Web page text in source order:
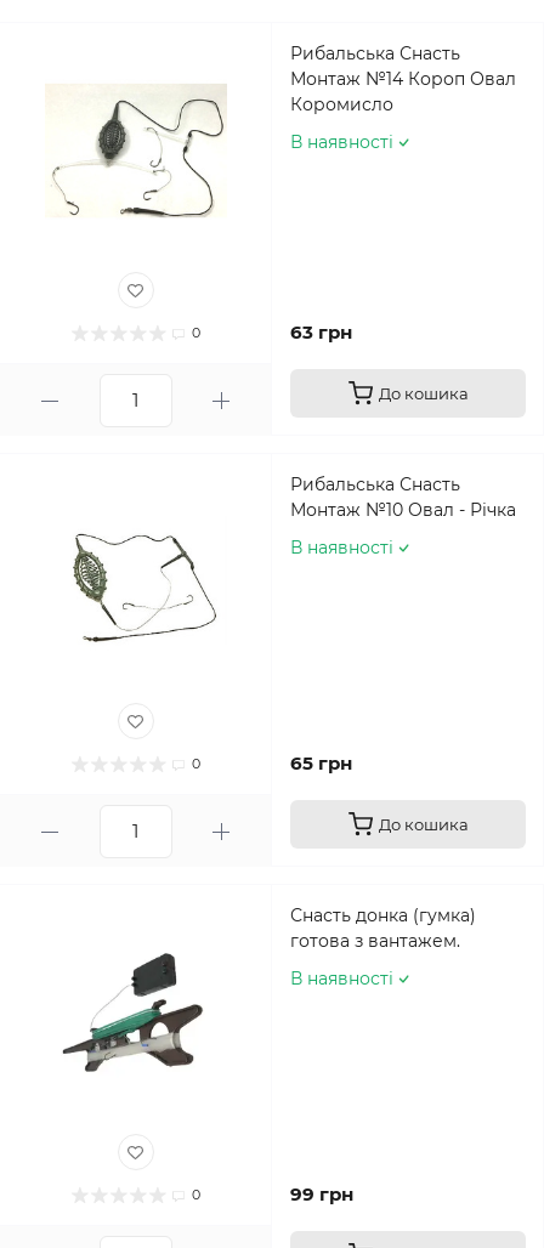
0
Рибальська Снасть
Монтаж №14 Короп Овал
Коромисло
В наявності
63 грн
До кошика
0
Рибальська Снасть
Монтаж №10 Овал - Річка
В наявності
65 грн
До кошика
0
Снасть донка (гумка)
готова з вантажем.
В наявності
99 грн